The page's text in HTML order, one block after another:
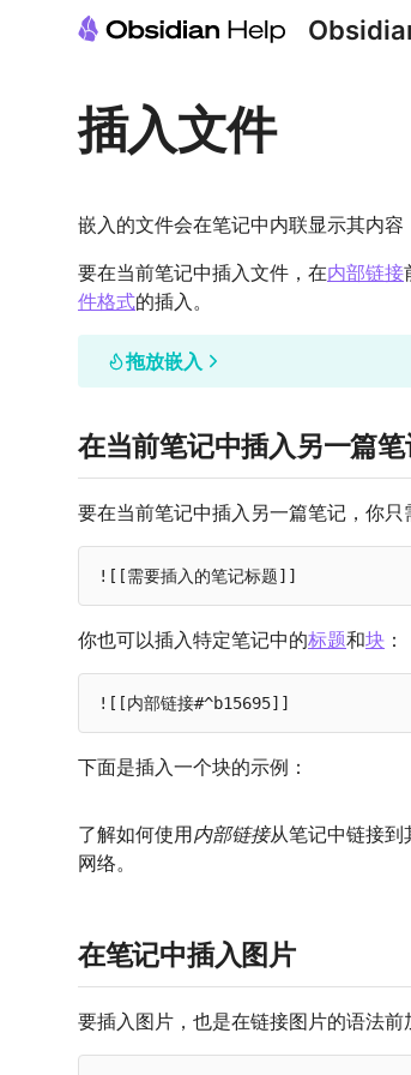
插入文件
嵌入的文件会在笔记中内联显示其内容
要在当前笔记中插入文件，在内部链接
件格式的插入。
拖放嵌入
在当前笔记中插入另一篇
要在当前笔记中插入另一篇笔记，你
你也可以插入特定笔记中的标题和块 ：
下面是插入一个块的示例：
了解如何使用内部链接从笔记中链接到
网络。
在笔记中插入图片
要插入图片，也是在链接图片的语法前